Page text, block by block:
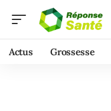
Actus Grossesse